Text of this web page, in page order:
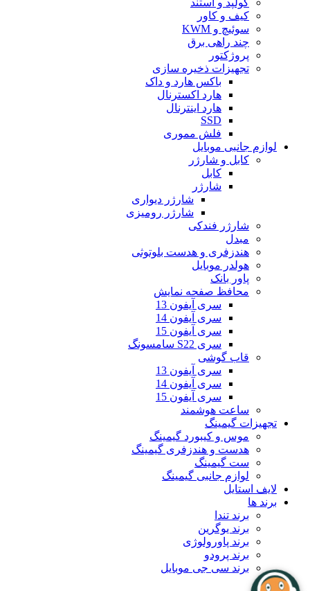
کولپد و استند
کیف و کاور
سوئیچ و KWM
چند راهی برق
پروژکتور
تجهیزات ذخیره سازی
باکس هارد و داک
هارد اکسترنال
هارد اینترنال
SSD
فلش مموری
لوازم جانبی موبایل
کابل و شارژر
کابل
شارژر
شارژر دیواری
شارژر رومیزی
شارژر فندکی
مبدل
هندزفری و هدست بلوتوثی
هولدر موبایل
پاور بانک
محافظ صفحه نمایش
سری آیفون 13
سری آیفون 14
سری آیفون 15
سری S22 سامسونگ
قاب گوشی
سری آیفون 13
سری آیفون 14
سری آیفون 15
ساعت هوشمند
تجهیزات گیمینگ
موس و کیبورد گیمینگ
هدست و هندزفری گیمینگ
ست گیمینگ
لوازم جانبی گیمینگ
لایف استایل
برند ها
برند تندا
برند یوگرین
برند پاورولوژی
برند پرودو
برند سی جی موبایل
بلاگ